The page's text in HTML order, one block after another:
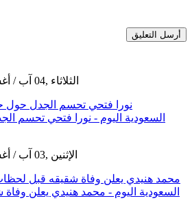
أرسل التعليق
GMT 20:33 2026 الثلاثاء ,04 آب / أغسطس
نورا فتحي تحسم الجدل حول
GMT 21:51 2026 الإثنين ,03 آب / أغسطس
محمد هنيدي يعلن وفاة شقيقه قبل